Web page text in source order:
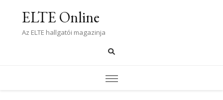
ELTE Online
Az ELTE hallgatói magazinja